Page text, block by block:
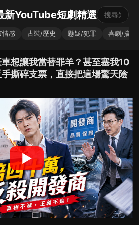
新YouTube短劇精選
情感 古裝/歷史 懸疑/犯罪 喜劇/搞笑
想讓我當替罪羊？甚至塞我10
撕碎支票，直接把這場驚天陰
▶